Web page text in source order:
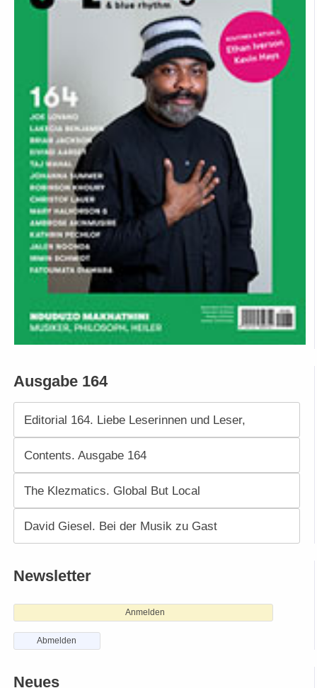
Ausgabe 164
Editorial 164. Liebe Leserinnen und Leser,
Contents. Ausgabe 164
The Klezmatics. Global But Local
David Giesel. Bei der Musik zu Gast
Newsletter
Anmelden
Abmelden
Neues